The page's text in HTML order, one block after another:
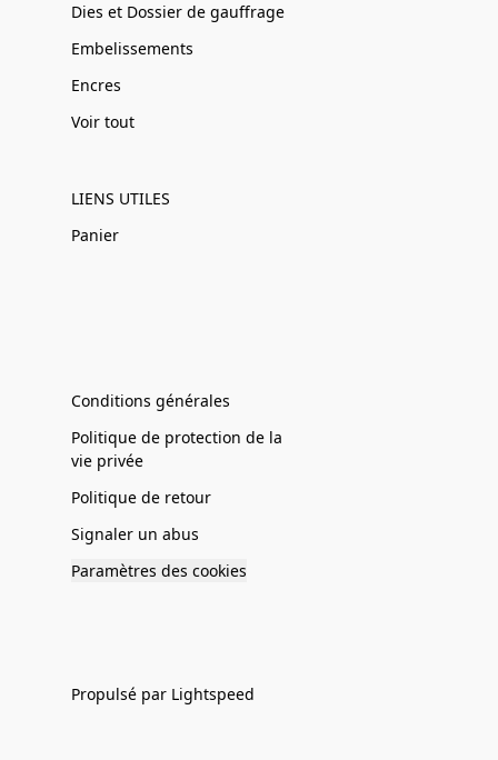
Dies et Dossier de gauffrage
Embelissements
Encres
Voir tout
LIENS UTILES
Panier
Conditions générales
Politique de protection de la
vie privée
Politique de retour
Signaler un abus
Paramètres des cookies
Propulsé par Lightspeed